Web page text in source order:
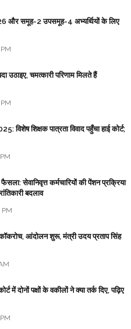
और समूह-2 उपसमूह-4 अभ्यर्थियों के लिए
उठाइए, चमत्कारी परिणाम मिलते हैं
विशेष शिक्षक पात्रता विवाद पहुँचा हाई कोर्ट;
सेवानिवृत्त कर्मचारियों की पेंशन प्रक्रिया
बदलाव
आंदोलन शुरू, मंत्री उदय प्रताप सिंह
में दोनों पक्षों के वकीलों ने क्या तर्क दिए, पढ़िए